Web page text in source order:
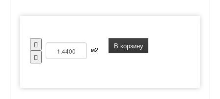
м2 В корзину